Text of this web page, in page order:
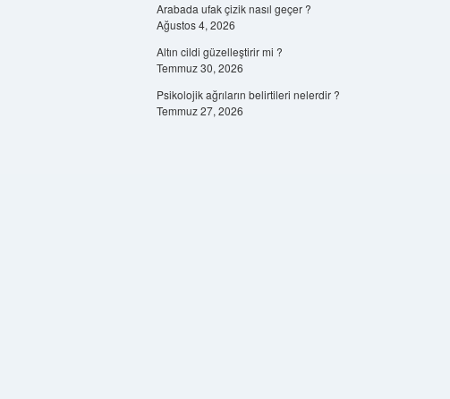
Arabada ufak çizik nasıl geçer ?
Ağustos 4, 2026
Altın cildi güzelleştirir mi ?
Temmuz 30, 2026
Psikolojik ağrıların belirtileri nelerdir ?
Temmuz 27, 2026